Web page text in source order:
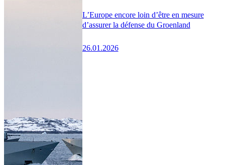
L’Europe encore loin d’être en mesure
d’assurer la défense du Groenland
26.01.2026